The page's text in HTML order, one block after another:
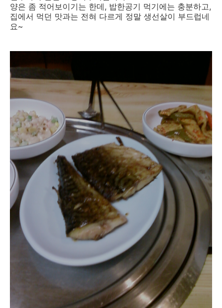
양은 좀 적어보이기는 한데, 밥한공기 먹기에는 충분하고,
집에서 먹던 맛과는 전혀 다르게 정말 생선살이 부드럽네
요~